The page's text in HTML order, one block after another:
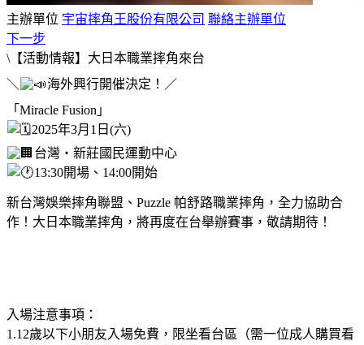
主辦單位 宇宙摔角王股份有限公司 聯絡主辦單位
下一步
\【活動情報】大日本職業摔角來台
＼
海外興行開催決定！／
「Miracle Fusion」
2025年3月1日(六)
台灣・新莊國民運動中心
13:30開場、14:00開始
新台灣娛樂摔角聯盟、Puzzle 帕舒路職業摔角，全力協助合
作！大日本職業摔角，將再度在台舉辦賽事，敬請期待！
入場注意事項：
1.12歲以下小朋友入場免費，限坐看台區（需一位成人購買看